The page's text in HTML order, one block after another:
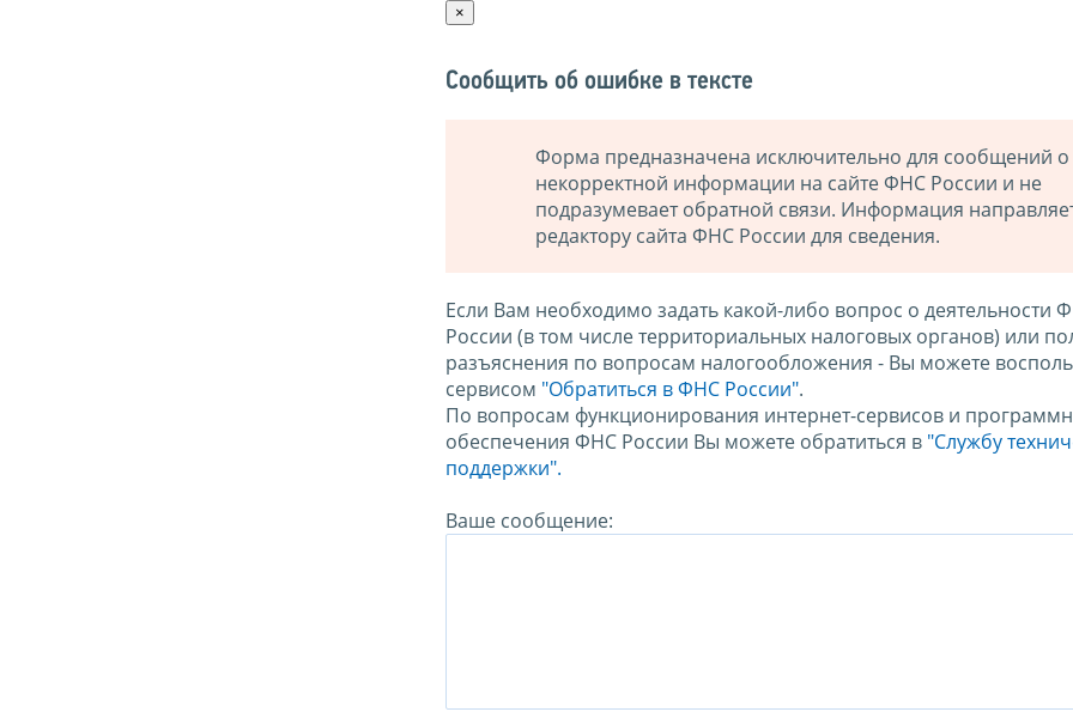
×
Сообщить об ошибке в тексте
Форма предназначена исключительно для сообщений о
некорректной информации на сайте ФНС России и не
подразумевает обратной связи. Информация
редактору сайта ФНС России для сведения.
Если Вам необходимо задать какой-либо вопрос о деятельности
России (в том числе территориальных налоговых органов) или
разъяснения по вопросам налогообложения - Вы можете
сервисом "Обратиться в ФНС России".
По вопросам функционирования интернет-сервисов и
обеспечения ФНС России Вы можете обратиться в "Службу
поддержки".
Ваше сообщение: